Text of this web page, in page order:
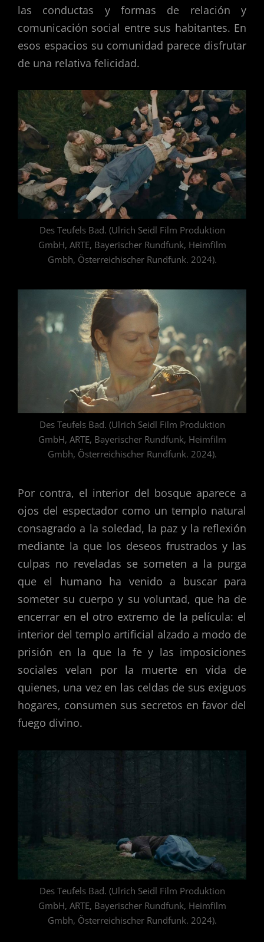
las conductas y formas de relación y
comunicación social entre sus habitantes. En
esos espacios su comunidad parece disfrutar
de una relativa felicidad.
Des Teufels Bad. (Ulrich Seidl Film Produktion
GmbH, ARTE, Bayerischer Rundfunk, Heimfilm
Gmbh, Österreichischer Rundfunk. 2024).
Des Teufels Bad. (Ulrich Seidl Film Produktion
GmbH, ARTE, Bayerischer Rundfunk, Heimfilm
Gmbh, Österreichischer Rundfunk. 2024).
Por contra, el interior del bosque aparece a
ojos del espectador como un templo natural
consagrado a la soledad, la paz y la reflexión
mediante la que los deseos frustrados y las
culpas no reveladas se someten a la purga
que el humano ha venido a buscar para
someter su cuerpo y su voluntad, que ha de
encerrar en el otro extremo de la película: el
interior del templo artificial alzado a modo de
prisión en la que la fe y las imposiciones
sociales velan por la muerte en vida de
quienes, una vez en las celdas de sus exiguos
hogares, consumen sus secretos en favor del
fuego divino.
Des Teufels Bad. (Ulrich Seidl Film Produktion
GmbH, ARTE, Bayerischer Rundfunk, Heimfilm
Gmbh, Österreichischer Rundfunk. 2024).